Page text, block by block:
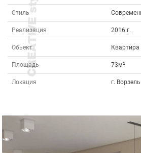
Стиль
Реализация 2016 г.
Обьект Квартира
Площадь 73м²
Локация г. Ворзель